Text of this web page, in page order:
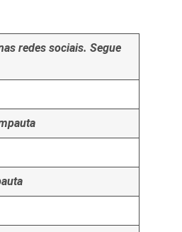
redes sociais. Segue